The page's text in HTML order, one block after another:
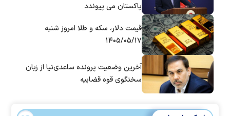
پاکستان می پیوندد
قیمت دلار، سکه و طلا امروز شنبه
۱۴۰۵/۰۵/۱۷
آخرین وضعیت پرونده ساعدی‌نیا از زبان
سخنگوی قوه قضاییه